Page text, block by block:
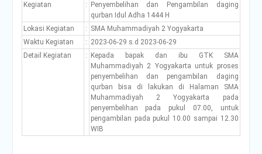
Kegiatan :
Penyembelihan dan Pengambilan daging
qurban Idul Adha 1444 H
Lokasi Kegiatan
: SMA Muhammadiyah 2 Yogyakarta
Waktu Kegiatan
: 2023-06-29 s.d 2023-06-29
Detail Kegiatan
:
Kepada bapak dan ibu GTK SMA
Muhammadiyah 2 Yogyakarta untuk proses
penyembelihan dan pengambilan daging
qurban bisa di lakukan di Halaman SMA
Muhammadiyah 2 Yogyakarta pada
penyembelihan pada pukul 07.00, untuk
pengambilan pada pukul 10.00 sampai 12.30
WIB